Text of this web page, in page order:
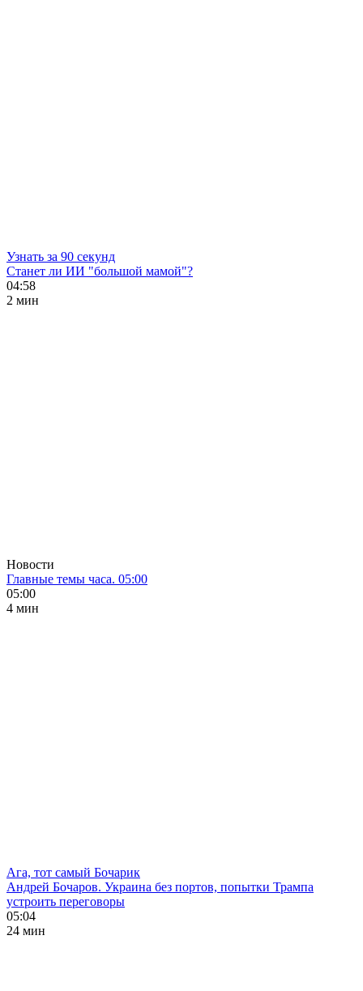
Узнать за 90 секунд
Станет ли ИИ "большой мамой"?
04:58
2 мин
Новости
Главные темы часа. 05:00
05:00
4 мин
Ага, тот самый Бочарик
Андрей Бочаров. Украина без портов, попытки Трампа
устроить переговоры
05:04
24 мин